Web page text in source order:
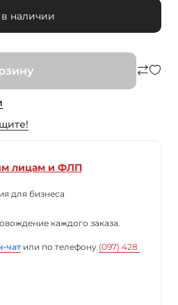
наличии
лицам и ФЛП
для бизнеса
каждого заказа.
чатили по телефону (097) 428